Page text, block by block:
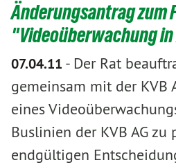
Änderungsantrag zum
"Videoüberwachung in
07.04.11 - Der Rat
gemeinsam mit der KVB
eines
Buslinien der KVB AG zu
endgültigen